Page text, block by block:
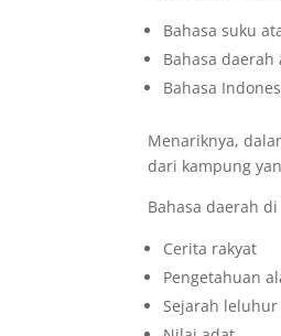
Bahasa suku
Bahasa
Bahasa
Menariknya,
dari kampung
Bahasa daerah
Cerita rakyat
Pengetahuan
Sejarah leluhur